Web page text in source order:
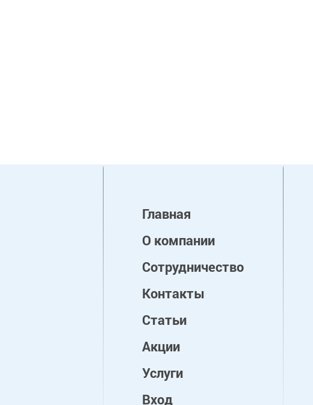
Главная
О компании
Сотрудничество
Контакты
Статьи
Акции
Услуги
Вход